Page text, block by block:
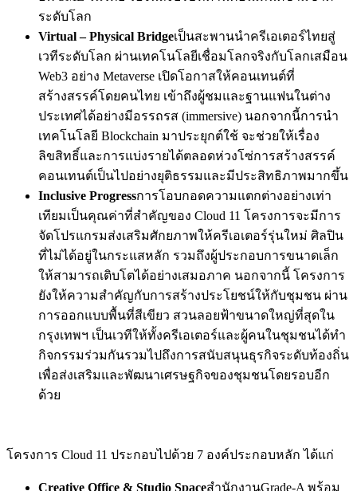
ระดับโลก
Virtual – Physical Bridgeเป็นสะพานนำครีเอเตอร์ไทยสู่
เวทีระดับโลก ผ่านเทคโนโลยีเชื่อมโลกจริงกับโลกเสมือน
Web3 อย่าง Metaverse เปิดโอกาสให้คอนเทนต์ที่
สร้างสรรค์โดยคนไทย เข้าถึงผู้ชมและฐานแฟนในต่าง
ประเทศได้อย่างมีอรรถรส (immersive) นอกจากนี้การนำ
เทคโนโลยี Blockchain มาประยุกต์ใช้ จะช่วยให้เรื่อง
ลิขสิทธิ์และการแบ่งรายได้ตลอดห่วงโซ่การสร้างสรรค์
คอนเทนต์เป็นไปอย่างยุติธรรมและมีประสิทธิภาพมากขึ้น
Inclusive Progressการโอบกอดความแตกต่างอย่างเท่า
เทียมเป็นคุณค่าที่สำคัญของ Cloud 11 โครงการจะมีการ
จัดโปรแกรมส่งเสริมศักยภาพให้ครีเอเตอร์รุ่นใหม่ ศิลปิน
ที่ไม่ได้อยู่ในกระแสหลัก รวมถึงผู้ประกอบการขนาดเล็ก
ให้สามารถเติบโตได้อย่างเสมอภาค นอกจากนี้ โครงการ
ยังให้ความสำคัญกับการสร้างประโยชน์ให้กับชุมชน ผ่าน
การออกแบบพื้นที่สีเขียว สวนลอยฟ้าขนาดใหญ่ที่สุดใน
กรุงเทพฯ เป็นเวทีให้ทั้งครีเอเตอร์และผู้คนในชุมชนได้ทำ
กิจกรรมร่วมกันรวมไปถึงการสนับสนุนธุรกิจระดับท้องถิ่น
เพื่อส่งเสริมและพัฒนาเศรษฐกิจของชุมชนโดยรอบอีก
ด้วย
โครงการ Cloud 11 ประกอบไปด้วย 7 องค์ประกอบหลัก ได้แก่
Creative Office & Studio SpaceสำนักงานGrade-A พร้อม